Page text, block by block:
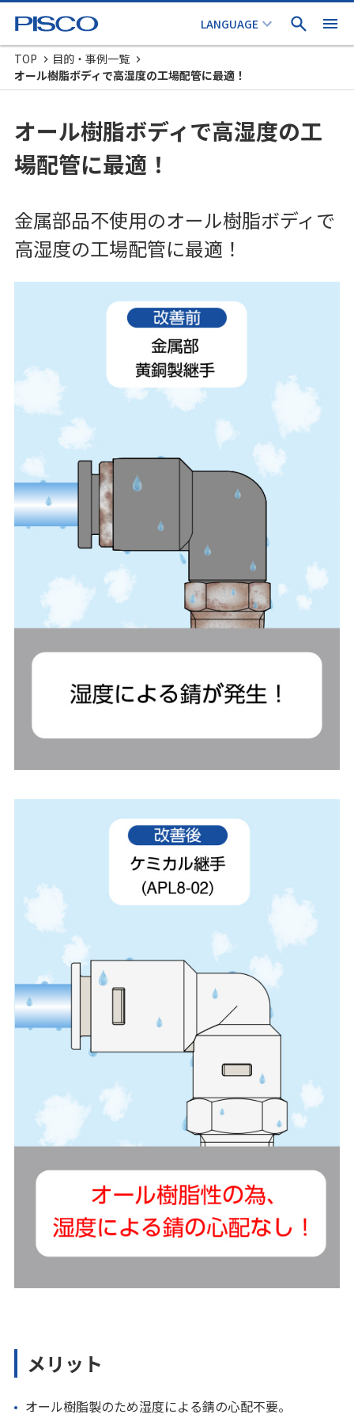
TOP
目的・事例一覧
オール樹脂ボディで高湿度の工場配管に最適！
オール樹脂ボディで高湿度の工
場配管に最適！
金属部品不使用のオール樹脂ボディで
高湿度の工場配管に最適！
メリット
オール樹脂製のため湿度による錆の心配不要。